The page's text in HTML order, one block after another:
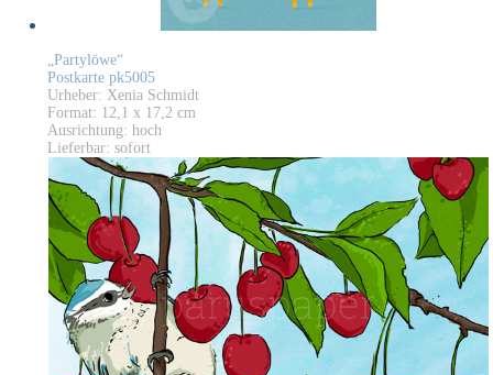
„Partylöwe“
Postkarte pk5005
Urheber: Xenia Schmidt
Format: 12,1 x 17,2 cm
Ausrichtung: hoch
Lieferbar: sofort